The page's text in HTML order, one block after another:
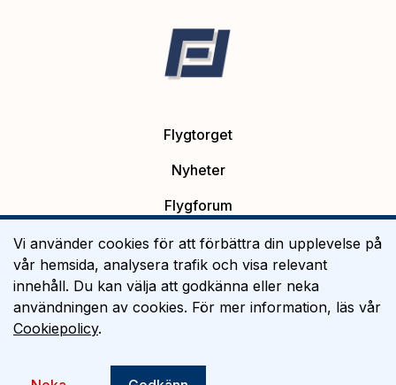
Flygtorget
Nyheter
Flygforum
Platsannonser
Flygutbildning
Om Flygtorget
Vi använder cookies för att förbättra din upplevelse på
vår hemsida, analysera trafik och visa relevant
innehåll. Du kan välja att godkänna eller neka
användningen av cookies. För mer information, läs vår
Cookiepolicy.